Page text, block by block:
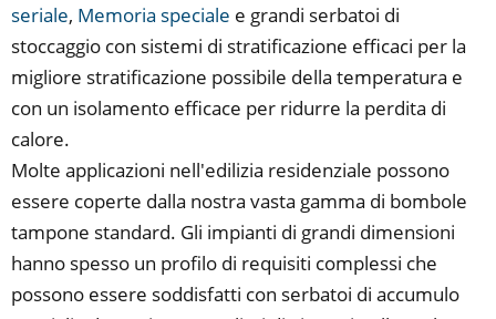
seriale, Memoria speciale e grandi serbatoi di
stoccaggio con sistemi di stratificazione efficaci per la
migliore stratificazione possibile della temperatura e
con un isolamento efficace per ridurre la perdita di
calore.
Molte applicazioni nell'edilizia residenziale possono
essere coperte dalla nostra vasta gamma di bombole
tampone standard. Gli impianti di grandi dimensioni
hanno spesso un profilo di requisiti complessi che
possono essere soddisfatti con serbatoi di accumulo